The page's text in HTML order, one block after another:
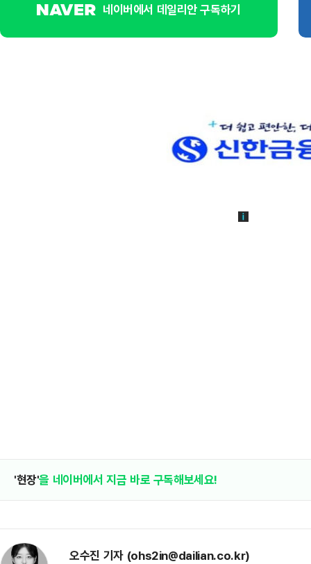
네이버에서 데일리안 구독하기
'현장'을 네이버에서 지금 바로 구독해보세요!
오수진 기자 (ohs2in@dailian.co.kr)